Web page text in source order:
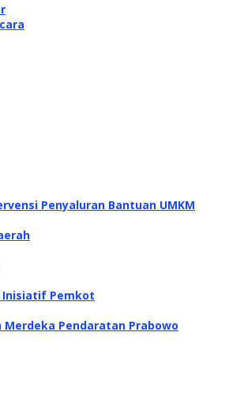
Penyaluran Bantuan UMKM
Inisiatif Pemkot
Merdeka Pendaratan Prabowo